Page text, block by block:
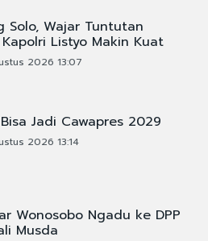
Solo, Wajar Tuntutan
Listyo Makin Kuat
2026 13:07
Jadi Cawapres 2029
2026 13:14
Wonosobo Ngadu ke DPP
Musda